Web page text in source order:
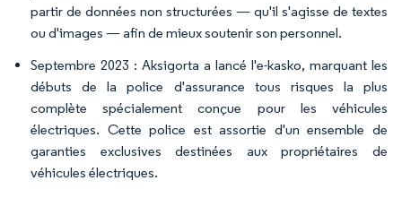
partir de données non structurées — qu'il s'agisse de textes
ou d'images — afin de mieux soutenir son personnel.
Septembre 2023 : Aksigorta a lancé l'e-kasko, marquant les
débuts de la police d'assurance tous risques la plus
complète spécialement conçue pour les véhicules
électriques. Cette police est assortie d'un ensemble de
garanties exclusives destinées aux propriétaires de
véhicules électriques.